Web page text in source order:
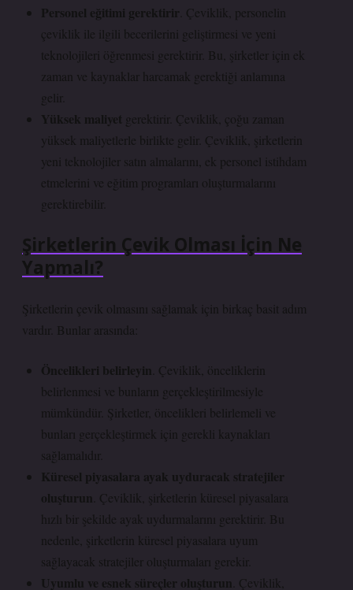
Personel eğitimi gerektirir . Çeviklik, personelin
çeviklik ile ilgili becerilerini geliştirmesi ve yeni
teknolojileri öğrenmesi gerektirir. Bu, şirketler için ek
zaman ve kaynaklar harcamak gerektiği anlamına
gelir.
Yüksek maliyet gerektirir. Çeviklik, çoğu zaman
yüksek maliyetlerle birlikte gelir. Çeviklik, şirketlerin
yeni teknolojiler satın almalarını, ek personel istihdam
etmelerini ve eğitim programları oluşturmalarını
gerektirebilir.
Şirketlerin Çevik Olması İçin Ne
Yapmalı?
Şirketlerin çevik olmasını sağlamak için birkaç basit adım
vardır. Bunlar arasında:
Öncelikleri belirleyin . Çeviklik, önceliklerin
belirlenmesi ve bunların gerçekleştirilmesiyle
mümkündür. Şirketler, öncelikleri belirlemeli ve
bunları gerçekleştirmek için gerekli kaynakları
sağlamalıdır.
Küresel piyasalara ayak uyduracak stratejiler
oluşturun . Çeviklik, şirketlerin küresel piyasalara
hızlı bir şekilde ayak uydurmalarını gerektirir. Bu
nedenle, şirketlerin küresel piyasalara uyum
sağlayacak stratejiler oluşturmaları gerekir.
Uyumlu ve esnek süreçler oluşturun . Çeviklik,